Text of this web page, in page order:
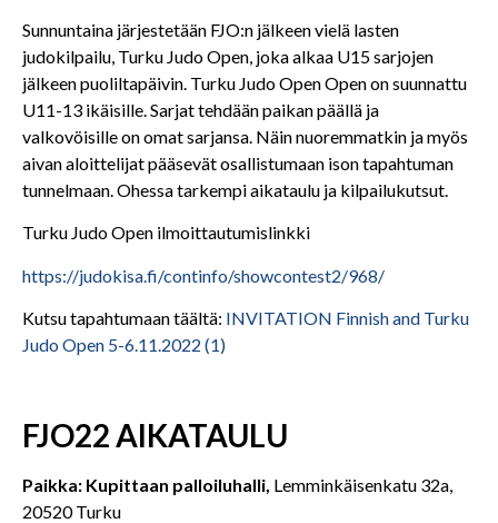
Sunnuntaina järjestetään FJO:n jälkeen vielä lasten
judokilpailu, Turku Judo Open, joka alkaa U15 sarjojen
jälkeen puoliltapäivin. Turku Judo Open Open on suunnattu
U11-13 ikäisille. Sarjat tehdään paikan päällä ja
valkovöisille on omat sarjansa. Näin nuoremmatkin ja myös
aivan aloittelijat pääsevät osallistumaan ison tapahtuman
tunnelmaan. Ohessa tarkempi aikataulu ja kilpailukutsut.
Turku Judo Open ilmoittautumislinkki
https://judokisa.fi/continfo/showcontest2/968/
Kutsu tapahtumaan täältä: INVITATION Finnish and Turku
Judo Open 5-6.11.2022 (1)
FJO22 AIKATAULU
Paikka: Kupittaan palloiluhalli, Lemminkäisenkatu 32a,
20520 Turku